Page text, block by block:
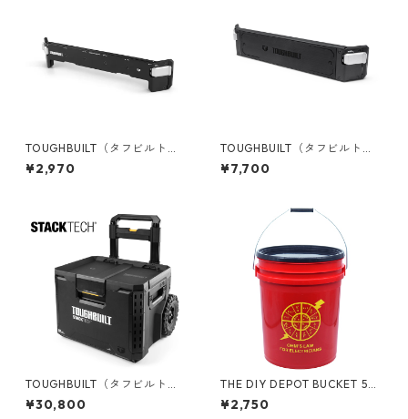
TOUGHBUILT（タフビルト）S
TACK TECH(スタックテック)
サイドバー TB-B1-A-30
¥2,970
TOUGHBUILT（タフビルト）S
TACK TECH(スタックテック)
マグネットバー TB-B1-A-33
¥7,700
TOUGHBUILT（タフビルト）S
TACK TECH(スタックテック)
ウィールツールボックス70 TB
¥30,800
THE DIY DEPOT BUCKET 5ガ
ロンバケツ [エレクトリシャ
ン] フタ付き 05GLTDD-OHM
¥2,750